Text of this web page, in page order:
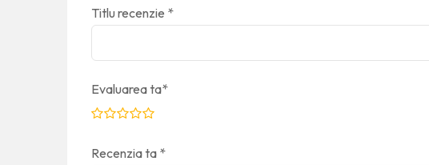
Titlu recenzie *
Evaluarea ta*
Recenzia ta *